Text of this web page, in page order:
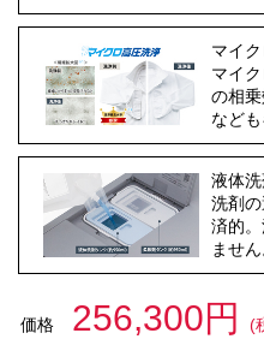
マイ
マイ
の相
など
液体
洗剤
済的
ません
価格 256,300円
(